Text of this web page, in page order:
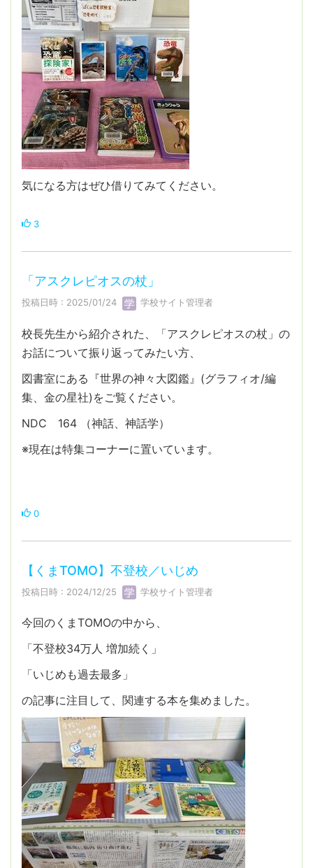
気になる方はぜひ借りてみてください。
3
「アスクレピオスの杖」
投稿日時 : 2025/01/24 学校サイト管理者
校長先生から紹介された、「アスクレピオスの杖」の
お話について振り返ってみたい方、
図書室にある『世界の神々大図鑑』(グラフィオ/編
集、金の星社)をご覧ください。
NDC 164 （神話、神話学）
※現在は特集コーナーに置いています。
0
【くまTOMO】不登校／いじめ
投稿日時 : 2024/12/25 学校サイト管理者
今回のくまTOMOの中から、
「不登校34万人 増加続く」
「いじめも過去最多」
の記事に注目して、関連する本を集めました。